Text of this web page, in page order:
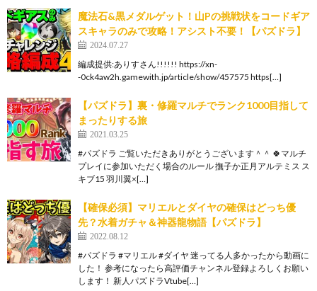
魔法石&黒メダルゲット！山Pの挑戦状をコードギア
スキャラのみで攻略！アシスト不要！【パズドラ】
2024.07.27
編成提供:ありすさん!!!!!! https://xn-
-0ck4aw2h.gamewith.jp/article/show/457575 https[…]
【パズドラ】裏・修羅マルチでランク1000目指して
まったりする旅
2021.03.25
#パズドラ ご覧いただきありがとうございます＾＾ 🍀マルチ
プレイに参加いただく場合のルール 撫子か正月アルテミス ス
キブ15 羽川翼×[…]
【確保必須】マリエルとダイヤの確保はどっち優
先？水着ガチャ＆神器龍物語【パズドラ】
2022.08.12
#パズドラ #マリエル #ダイヤ 迷ってる人多かったから動画に
した！ 参考になったら高評価チャンネル登録よろしくお願い
します！ 新人パズドラVtube[…]